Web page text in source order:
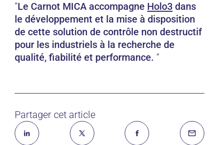
Le Carnot MICA accompagne Holo3 dans
le développement et la mise à disposition
de cette solution de contrôle non destructif
pour les industriels à la recherche de
qualité, fiabilité et performance.
Partager cet article